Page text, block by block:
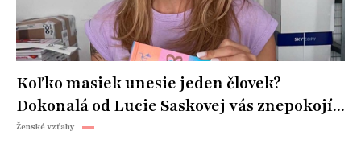
Koľko masiek unesie jeden človek?
Dokonalá od Lucie Saskovej vás znepokojí...
Ženské vzťahy